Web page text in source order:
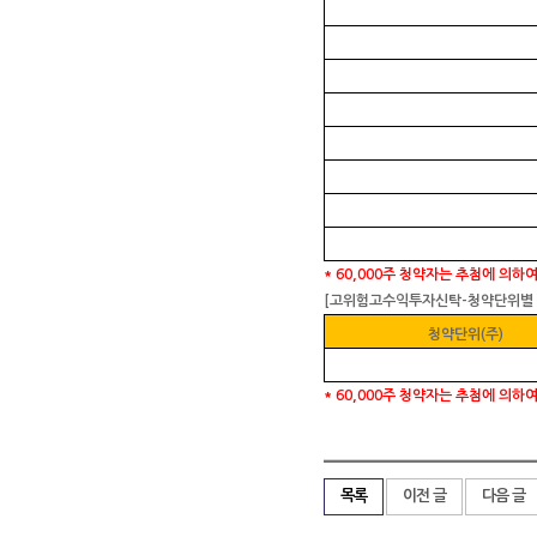
* 60,000주 청약자는 추첨에 의하
[고위험고수익투자신탁-청약단위별
청약단위 (주)
* 60,000주 청약자는 추첨에 의하
목록 이전 글 다음 글